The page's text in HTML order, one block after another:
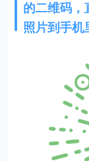
的二维码，
照片到手机